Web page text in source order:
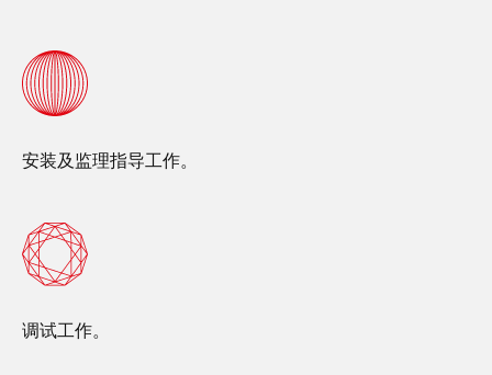
安装及监理指导工作。
调试工作。